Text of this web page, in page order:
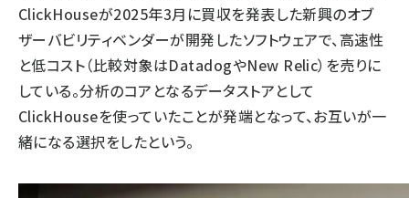
ClickHouseが2025年3月に買収を発表した新興のオブ
ザーバビリティベンダーが開発したソフトウェアで、高速性
と低コスト（比較対象はDatadogやNew Relic）を売りに
している。分析のコアとなるデータストアとして
ClickHouseを使っていたことが発端となって、お互いが一
緒になる選択をしたという。